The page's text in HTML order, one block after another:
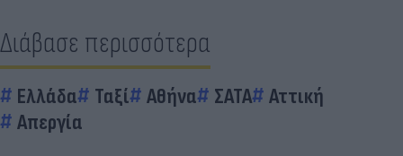
Διάβασε περισσότερα
Ελλάδα Ταξί Αθήνα ΣΑΤΑ
Αττική
Απεργία